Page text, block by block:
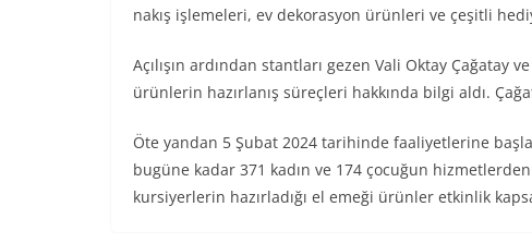
nakış işlemeleri, ev dekorasyon ürünleri ve çeşitli
Açılışın ardından stantları gezen Vali Oktay
ürünlerin hazırlanış süreçleri hakkında bilgi aldı.
Öte yandan 5 Şubat 2024 tarihinde faaliyetlerine
bugüne kadar 371 kadın ve 174 çocuğun
kursiyerlerin hazırladığı el emeği ürünler etkinlik